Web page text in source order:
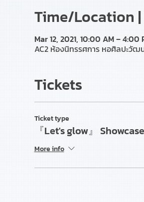
Time/Location |
Mar 12, 2021, 10:00 AM – 4:00
AC2 ห้องนิทรรศการ หอศิลปะวัฒ
Tickets
Ticket type
『Let's glow』 Showcase
More info